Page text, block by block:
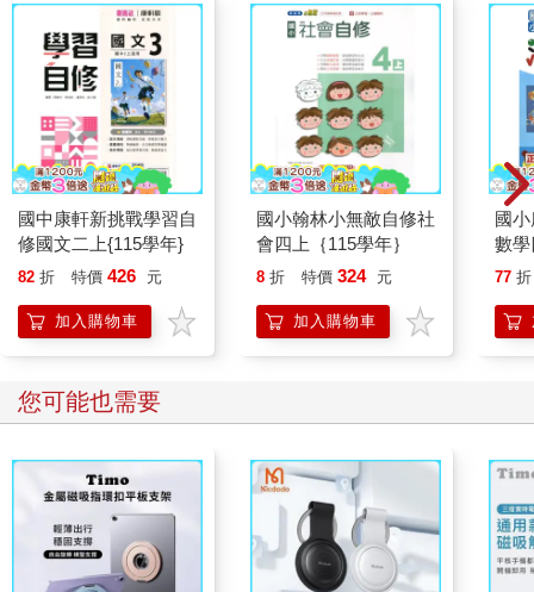
國中康軒新挑戰學習自
修國文二上{115學年}
82 折 特價 426 元
加入購物車
國小翰林小無敵自修社
會四上｛115學年｝
8 折 特價 324 元
加入購物車
國
數學
77 折
您可能也需要